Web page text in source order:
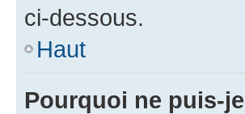
ci-dessous.
Haut
Pourquoi ne puis-